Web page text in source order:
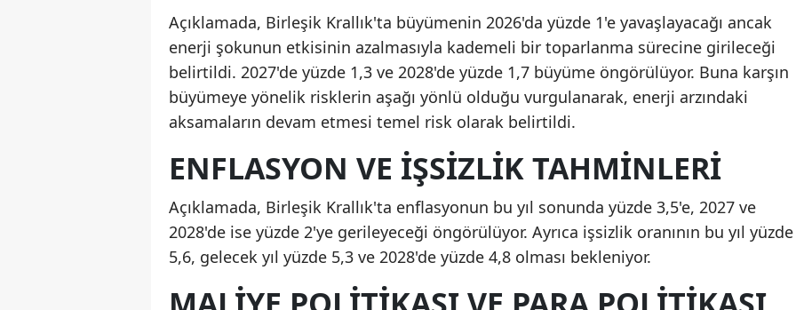
Açıklamada, Birleşik Krallık'ta büyümenin 2026'da yüzde 1'e yavaşlayacağı ancak
enerji şokunun etkisinin azalmasıyla kademeli bir toparlanma sürecine girileceği
belirtildi. 2027'de yüzde 1,3 ve 2028'de yüzde 1,7 büyüme öngörülüyor. Buna karşın
büyümeye yönelik risklerin aşağı yönlü olduğu vurgulanarak, enerji arzındaki
aksamaların devam etmesi temel risk olarak belirtildi.
ENFLASYON VE İŞSIZLIK TAHMINLERI
Açıklamada, Birleşik Krallık'ta enflasyonun bu yıl sonunda yüzde 3,5'e, 2027 ve
2028'de ise yüzde 2'ye gerileyeceği öngörülüyor. Ayrıca işsizlik oranının bu yıl yüzde
5,6, gelecek yıl yüzde 5,3 ve 2028'de yüzde 4,8 olması bekleniyor.